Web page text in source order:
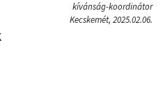
kívánság-koordinátor
Kecskemét, 2025.02.06.